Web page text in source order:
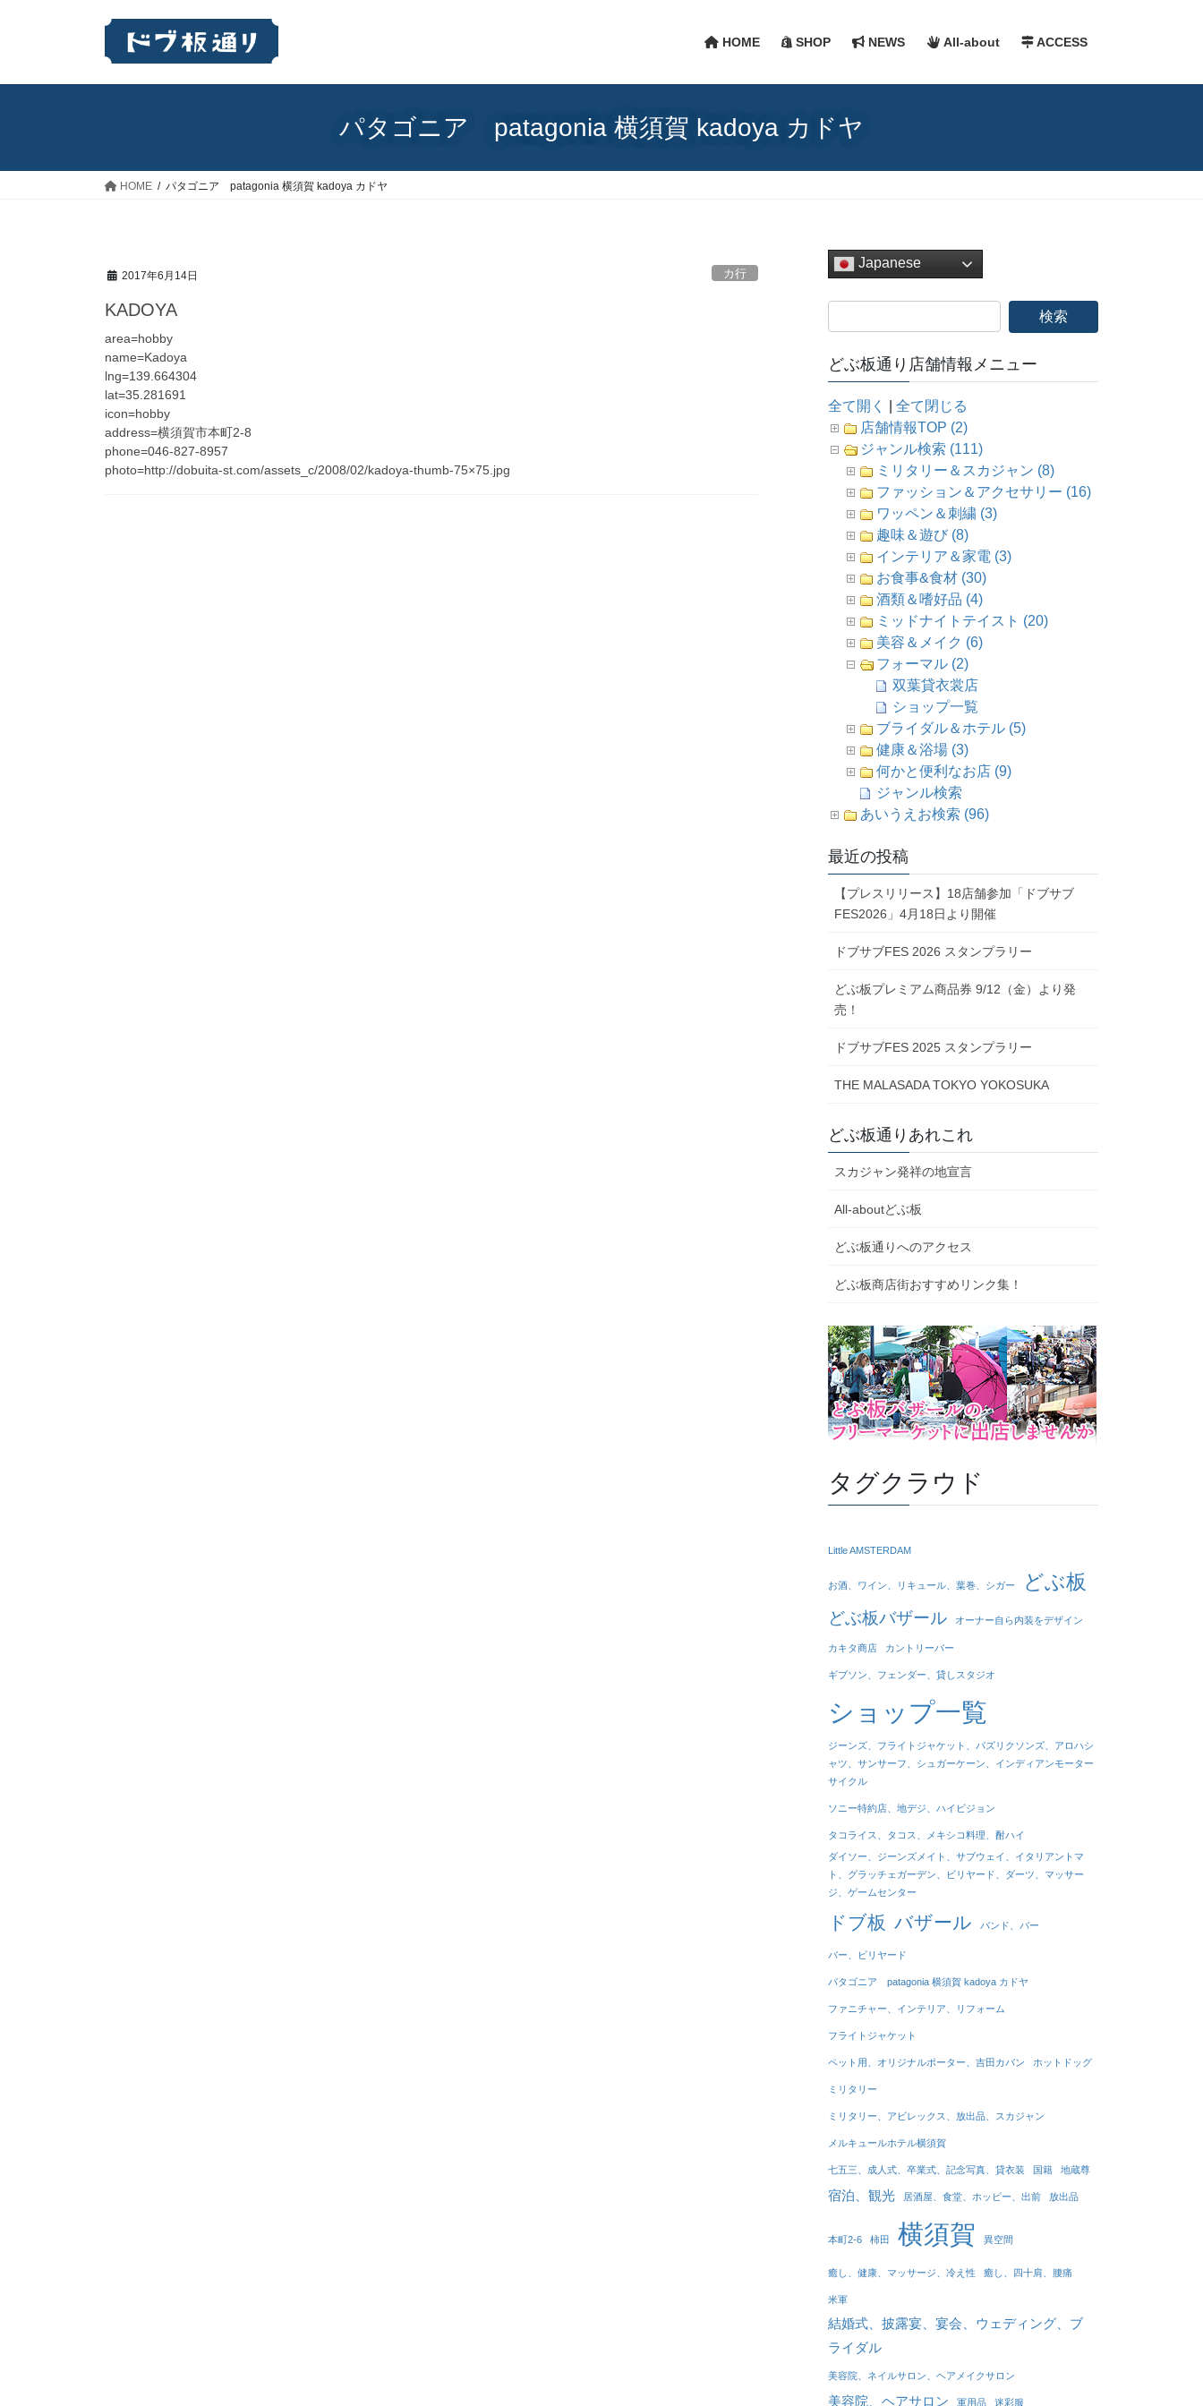
HOME SHOP NEWS All-about ACCESS
パタゴニア patagonia 横須賀 kadoya カドヤ
HOME パタゴニア patagonia 横須賀 kadoya カドヤ
2017年6月14日 カ行
KADOYA
area=hobby
name=Kadoya
lng=139.664304
lat=35.281691
icon=hobby
address=横須賀市本町2-8
phone=046-827-8957
photo=http://dobuita-st.com/assets_c/2008/02/kadoya-thumb-75×75.jpg
Japanese
どぶ板通り店舗情報メニュー
全て開く |全て閉じる
店舗情報TOP (2)
ジャンル検索 (111)
ミリタリー＆スカジャン (8)
ファッション＆アクセサリー (16)
ワッペン＆刺繍 (3)
趣味＆遊び (8)
インテリア＆家電 (3)
お食事&食材 (30)
酒類＆嗜好品 (4)
ミッドナイトテイスト (20)
美容＆メイク (6)
フォーマル (2)
双葉貸衣裳店
ショップ一覧
ブライダル＆ホテル (5)
健康＆浴場 (3)
何かと便利なお店 (9)
ジャンル検索
あいうえお検索 (96)
最近の投稿
【プレスリリース】18店舗参加「ドブサブ
FES2026」4月18日より開催
ドブサブFES 2026 スタンプラリー
どぶ板プレミアム商品券 9/12（金）より発
売！
ドブサブFES 2025 スタンプラリー
THE MALASADA TOKYO YOKOSUKA
どぶ板通りあれこれ
スカジャン発祥の地宣言
All-aboutどぶ板
どぶ板通りへのアクセス
どぶ板商店街おすすめリンク集！
タグクラウド
Little AMSTERDAM
お酒、ワイン、リキュール、葉巻、シガー どぶ板
どぶ板バザール オーナー自ら内装をデザイン
カキタ商店 カントリーバー
ギブソン、フェンダー、貸しスタジオ
ショップ一覧
ジーンズ、フライトジャケット、パズリクソンズ、アロハシ
ャツ、サンサーフ、シュガーケーン、インディアンモーター
サイクル
ソニー特約店、地デジ、ハイビジョン
タコライス、タコス、メキシコ料理、酎ハイ
ダイソー、ジーンズメイト、サブウェイ、イタリアントマ
ト、グラッチェガーデン、ビリヤード、ダーツ、マッサー
ジ、ゲームセンター
ドブ板 バザール バンド、バー
バー、ビリヤード
パタゴニア patagonia 横須賀 kadoya カドヤ
ファニチャー、インテリア、リフォーム
フライトジャケット
ペット用、オリジナルポーター、吉田カバン ホットドッグ
ミリタリー
ミリタリー、アビレックス、放出品、スカジャン
メルキュールホテル横須賀
七五三、成人式、卒業式、記念写真、貸衣装 国籍 地蔵尊
宿泊、観光 居酒屋、食堂、ホッピー、出前 放出品
本町2-6 柿田 横須賀 異空間
癒し、健康、マッサージ、冷え性 癒し、四十肩、腰痛
米軍
結婚式、披露宴、宴会、ウェディング、ブ
ライダル
美容院、ネイルサロン、ヘアメイクサロン
美容院、ヘアサロン 軍用品 迷彩服